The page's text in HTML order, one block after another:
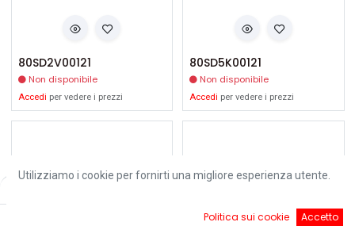
80SD2V00121
Non disponibile
Accedi per vedere i prezzi
80SD5K00121
Non disponibile
Accedi per vedere i prezzi
Utilizziamo i cookie per fornirti una migliore esperienza utente.
Politica sui cookie Accetto